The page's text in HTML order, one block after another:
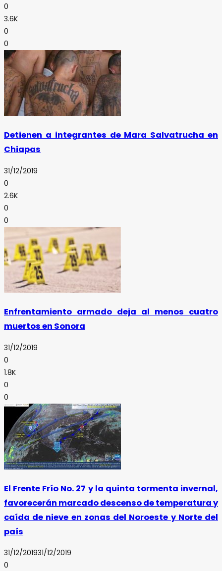
0
3.6K
0
0
Detienen a integrantes de Mara Salvatrucha en
Chiapas
31/12/2019
0
2.6K
0
0
Enfrentamiento armado deja al menos cuatro
muertos en Sonora
31/12/2019
0
1.8K
0
0
El Frente Frío No. 27 y la quinta tormenta invernal,
favorecerán marcado descenso de temperatura y
caída de nieve en zonas del Noroeste y Norte del
país
31/12/201931/12/2019
0